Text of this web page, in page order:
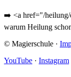
➡️ <a href="/heilung/
warum Heilung
© Magierschule ·
YouTube · Instagram